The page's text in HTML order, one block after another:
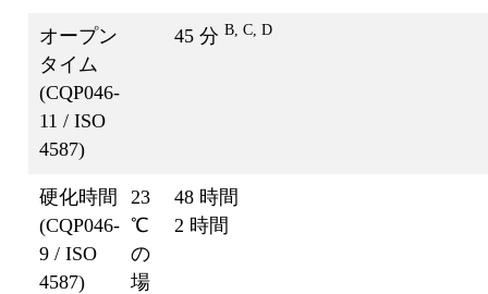
オープン
タイム
(CQP046-
11 / ISO
4587)
45 分 B, C, D
硬化時間
(CQP046-
9 / ISO
4587)
23
℃
の
場
48 時間
2 時間